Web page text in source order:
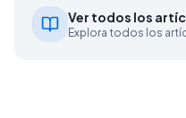
Ver todos los
Explora todos los